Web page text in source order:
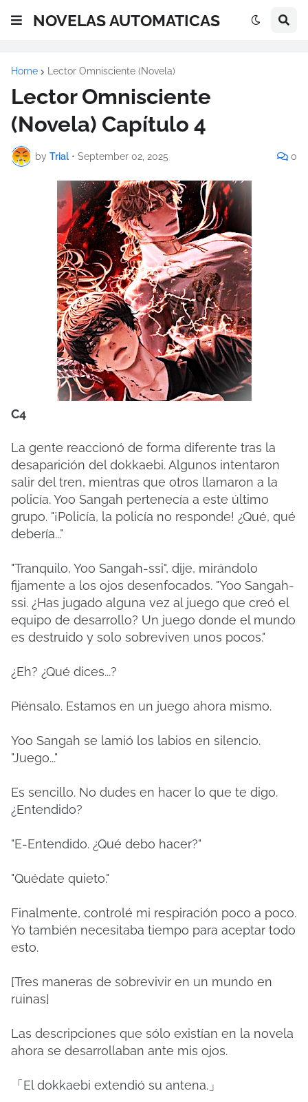
NOVELAS AUTOMATICAS
Home Lector Omnisciente (Novela)
Lector Omnisciente
(Novela) Capítulo 4
by Trial • September 02, 2025 0
C4
La gente reaccionó de forma diferente tras la
desaparición del dokkaebi. Algunos intentaron
salir del tren, mientras que otros llamaron a la
policía. Yoo Sangah pertenecía a este último
grupo. "¡Policía, la policía no responde! ¿Qué, qué
debería..."
"Tranquilo, Yoo Sangah-ssi", dije, mirándolo
fijamente a los ojos desenfocados. "Yoo Sangah-
ssi. ¿Has jugado alguna vez al juego que creó el
equipo de desarrollo? Un juego donde el mundo
es destruido y solo sobreviven unos pocos."
¿Eh? ¿Qué dices...?
Piénsalo. Estamos en un juego ahora mismo.
Yoo Sangah se lamió los labios en silencio.
"Juego..."
Es sencillo. No dudes en hacer lo que te digo.
¿Entendido?
"E-Entendido. ¿Qué debo hacer?"
"Quédate quieto."
Finalmente, controlé mi respiración poco a poco.
Yo también necesitaba tiempo para aceptar todo
esto.
[Tres maneras de sobrevivir en un mundo en
ruinas]
Las descripciones que sólo existían en la novela
ahora se desarrollaban ante mis ojos.
「El dokkaebi extendió su antena.」